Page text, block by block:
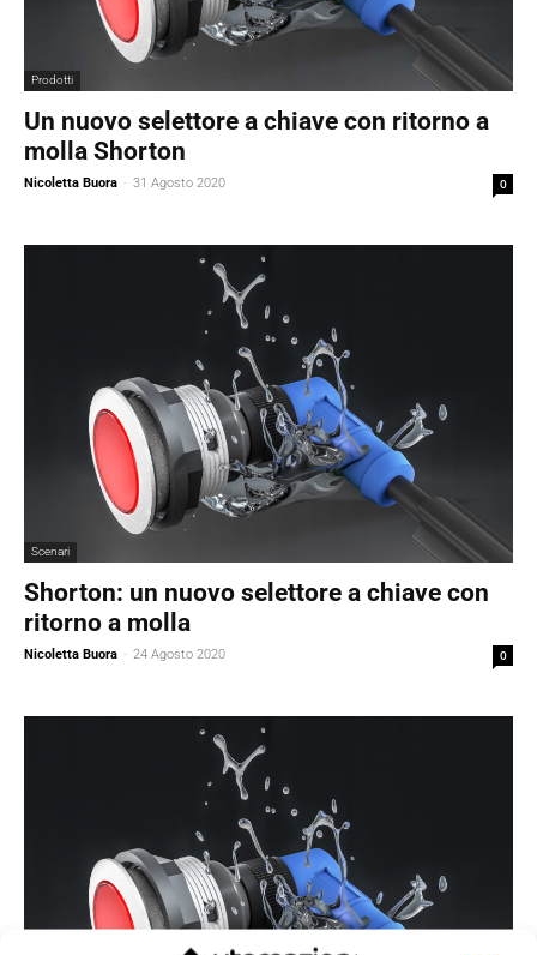
Prodotti
Un nuovo selettore a chiave con ritorno a
molla Shorton
Nicoletta Buora - 31 Agosto 2020 0
Scenari
Shorton: un nuovo selettore a chiave con
ritorno a molla
Nicoletta Buora - 24 Agosto 2020 0